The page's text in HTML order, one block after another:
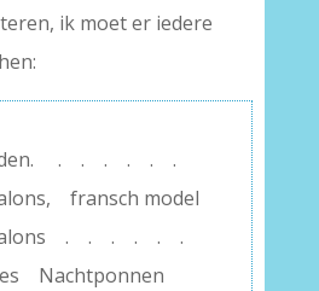
ik moet er iedere
. . . . . .
fransch model
. . . . . .
Nachtponnen